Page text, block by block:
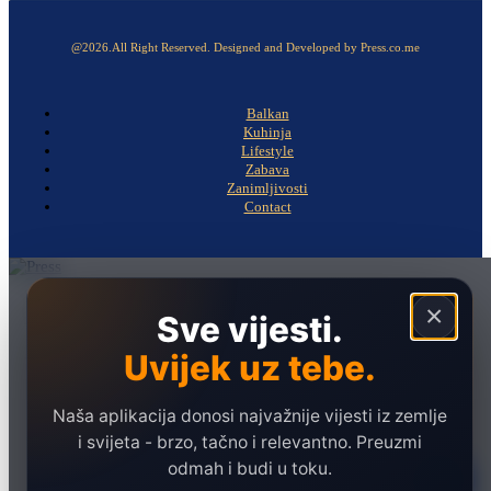
@2026.All Right Reserved. Designed and Developed by Press.co.me
Balkan
Kuhinja
Lifestyle
Zabava
Zanimljivosti
Contact
×
Sve vijesti.
Uvijek uz tebe.
Naša aplikacija donosi najvažnije vijesti iz zemlje
i svijeta - brzo, tačno i relevantno. Preuzmi
odmah i budi u toku.
Ekonomija